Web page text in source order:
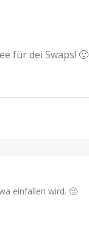
für dei Swaps! 🙂
einfallen wird. 🙂